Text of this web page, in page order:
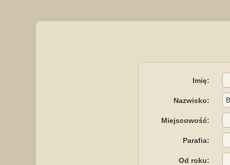
Imię:
Nazwisko:
Miejscowość:
Parafia:
Od roku: